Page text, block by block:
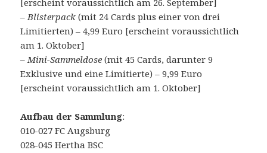
[erscheint voraussichtlich am 26. September]
–Blisterpack (mit 24 Cards plus einer von drei
Limitierten) – 4,99 Euro [erscheint voraussichtlich
am 1. Oktober]
–Mini-Sammeldose (mit 45 Cards, darunter 9
Exklusive und eine Limitierte) – 9,99 Euro
[erscheint voraussichtlich am 1. Oktober]
Aufbau der Sammlung:
010-027 FC Augsburg
028-045 Hertha BSC